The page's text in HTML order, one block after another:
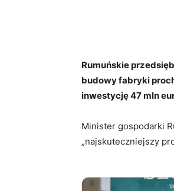
Rumuńskie
budowy fabryki
inwestycję 47 mln
Minister gospodarki
„najskuteczniejszy